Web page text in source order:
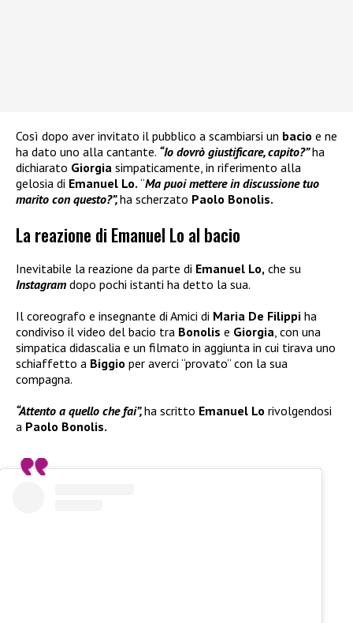
Così dopo aver invitato il pubblico a scambiarsi un bacio e ne
ha dato uno alla cantante. “Io dovrò giustificare, capito?”ha
dichiarato Giorgia simpaticamente, in riferimento alla
gelosia di Emanuel Lo. “Ma puoi mettere in discussione tuo
marito con questo?”,ha scherzato Paolo Bonolis.
La reazione di Emanuel Lo al bacio
Inevitabile la reazione da parte di Emanuel Lo, che su
Instagram dopo pochi istanti ha detto la sua.
Il coreografo e insegnante di Amici di Maria De Filippi ha
condiviso il video del bacio tra Bonolis e Giorgia, con una
simpatica didascalia e un filmato in aggiunta in cui tirava uno
schiaffetto a Biggio per averci “provato” con la sua
compagna.
“Attento a quello che fai”,ha scritto Emanuel Lo rivolgendosi
a Paolo Bonolis.